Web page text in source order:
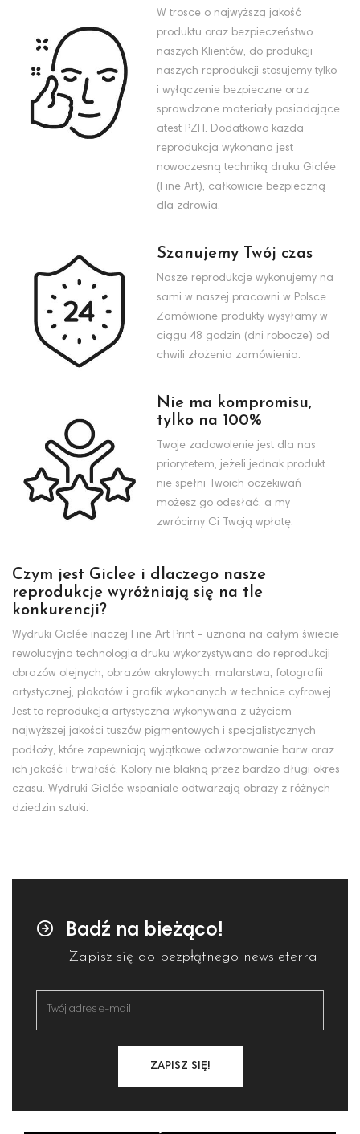
W trosce o najwyższą jakość
produktu oraz bezpieczeństwo
naszych Klientów, do produkcji
naszych reprodukcji stosujemy tylko
i wyłączenie bezpieczne oraz
sprawdzone materiały posiadające
atest PZH. Dodatkowo każda
reprodukcja wykonana jest
nowoczesną techniką druku Giclée
(Fine Art), całkowicie bezpieczną
dla zdrowia.
Szanujemy Twój czas
Nasze reprodukcje wykonujemy na
sami w naszej pracowni w Polsce.
Zamówione produkty wysyłamy w
ciągu 48 godzin (dni robocze) od
chwili złożenia zamówienia.
Nie ma kompromisu,
tylko na 100%
Twoje zadowolenie jest dla nas
priorytetem, jeżeli jednak produkt
nie spełni Twoich oczekiwań
możesz go odesłać, a my
zwrócimy Ci Twoją wpłatę.
Czym jest Giclee i dlaczego nasze
reprodukcje wyróżniają się na tle
konkurencji?
Wydruki Giclée inaczej Fine Art Print - uznana na całym świecie
rewolucyjna technologia druku wykorzystywana do reprodukcji
obrazów olejnych, obrazów akrylowych, malarstwa, fotografii
artystycznej, plakatów i grafik wykonanych w technice cyfrowej.
Jest to reprodukcja artystyczna wykonywana z użyciem
najwyższej jakości tuszów pigmentowych i specjalistycznych
podłoży, które zapewniają wyjątkowe odwzorowanie barw oraz
ich jakość i trwałość. Kolory nie blakną przez bardzo długi okres
czasu. Wydruki Giclée wspaniale odtwarzają obrazy z różnych
dziedzin sztuki.
Badź na bieżąco!
Zapisz się do bezpłątnego newsleterra
ZAPISZ SIĘ!